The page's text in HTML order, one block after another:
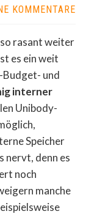
KOMMENTARE
rasant weiter
es ein weit
und
interner
Unibody-
Speicher
nervt, denn es
noch
manche